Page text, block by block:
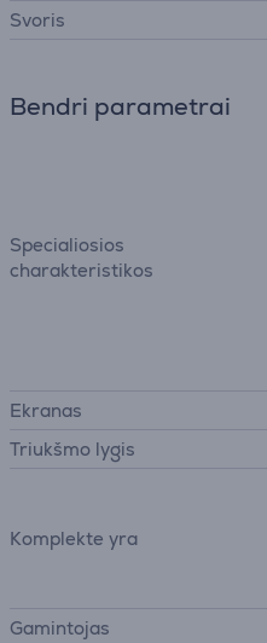
Svoris
Bendri parametrai
Specialiosios
charakteristikos
Ekranas
Triukšmo lygis
Komplekte yra
Gamintojas